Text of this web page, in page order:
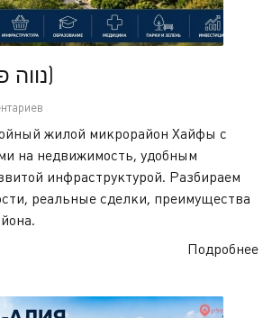
Неве-Паз (נווה פז)
жилой микрорайон Хайфы с
на недвижимость, удобным
инфраструктурой. Разбираем
реальные сделки, преимущества
Подробнее